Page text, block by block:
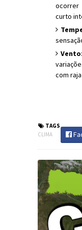
ocorrer
curto
Vento
com
TAGS
CLIMA